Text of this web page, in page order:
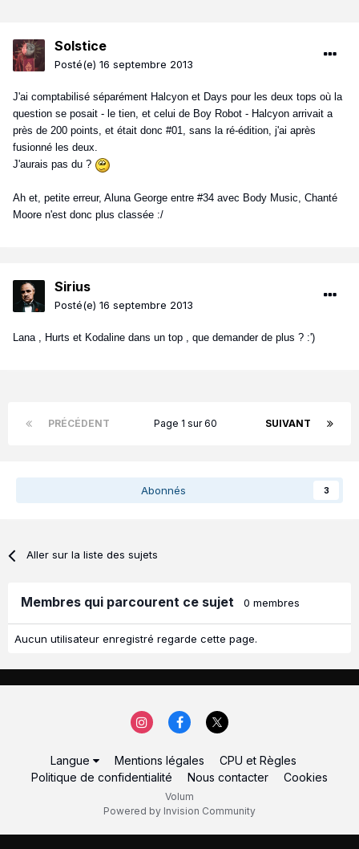
Solstice
Posté(e) 16 septembre 2013
J'ai comptabilisé séparément Halcyon et Days pour les deux tops où la
question se posait - le tien, et celui de Boy Robot - Halcyon arrivait a
près de 200 points, et était donc #01, sans la ré-édition, j'ai après
fusionné les deux.
J'aurais pas du ?
Ah et, petite erreur, Aluna George entre #34 avec Body Music, Chanté
Moore n'est donc plus classée :/
Sirius
Posté(e) 16 septembre 2013
Lana , Hurts et Kodaline dans un top , que demander de plus ? :')
PRÉCÉDENT SUIVANT
Page 1 sur 60
Abonnés 3
Aller sur la liste des sujets
Membres qui parcourent ce sujet 0 membres
Aucun utilisateur enregistré regarde cette page.
Langue Mentions légales
CPU et Règles
Politique de confidentialité
Nous contacter Cookies
Volum
Powered by Invision Community